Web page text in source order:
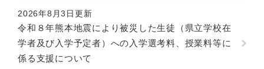
2026年8月3日更新
令和８年熊本地震により被災した生徒（県立学校在
学者及び入学予定者）への入学選考料、授業料等に
係る支援について